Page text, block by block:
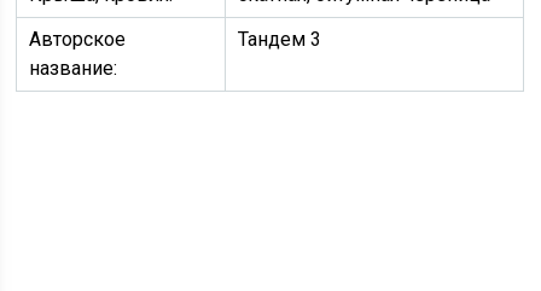
Авторское
название:
Тандем 3